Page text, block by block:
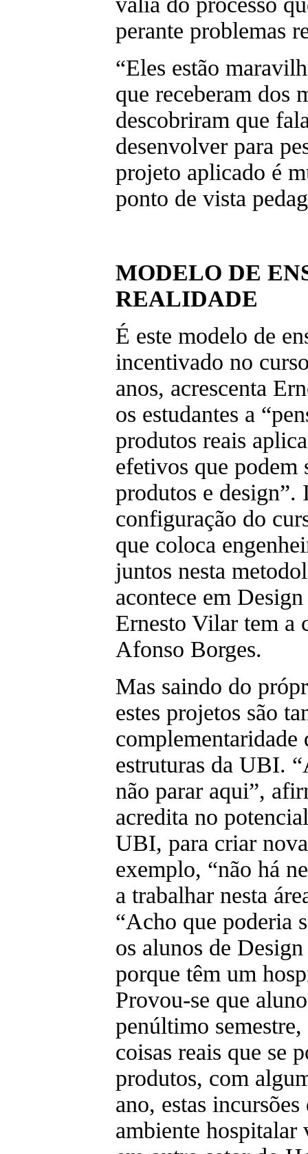
perante problemas
“Eles estão
que receberam dos
descobriram que
desenvolver para
projeto aplicado é
ponto de vista
MODELO DE
REALIDADE
É este modelo de
incentivado no
anos, acrescenta
os estudantes a
produtos reais
efetivos que podem
produtos e design”.
configuração do
que coloca
juntos nesta
acontece em
Ernesto Vilar tem a
Afonso Borges.
Mas saindo do
estes projetos são
complementaridade
estruturas da UBI.
não parar aqui”,
acredita no
UBI, para criar
exemplo, “não há
a trabalhar nesta
“Acho que poderia
os alunos de
porque têm um
Provou-se que
penúltimo
coisas reais que se
produtos, com
ano, estas
ambiente hospitalar